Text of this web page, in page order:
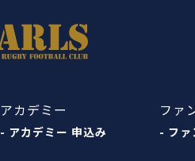
アカデミー
- アカデミー 申込み
ファ
- ファ